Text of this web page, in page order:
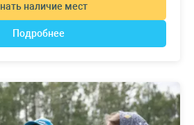
наличие мест
Подробнее